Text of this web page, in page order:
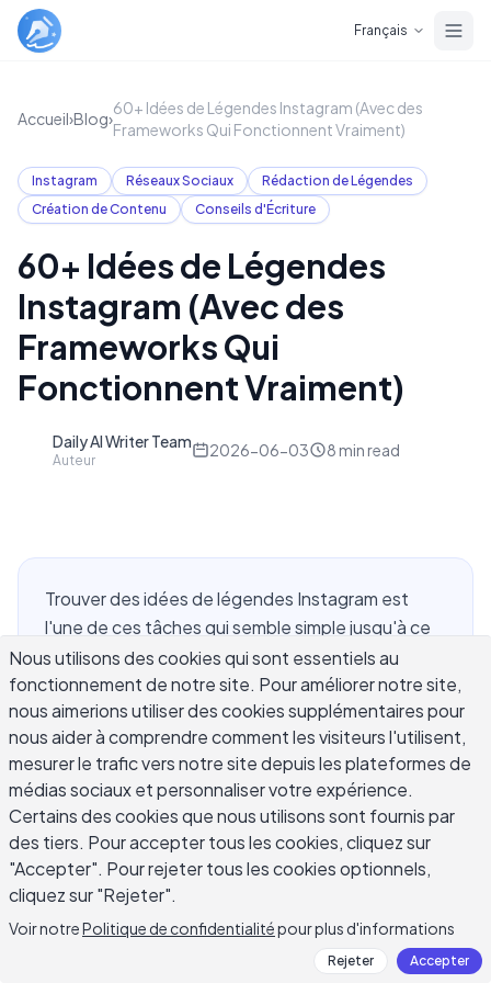
Français
Accueil›Blog›
60+ Idées de Légendes Instagram (Avec des
Frameworks Qui Fonctionnent Vraiment)
Instagram Réseaux Sociaux
Rédaction de Légendes
Création de Contenu
Conseils d'Écriture
60+ Idées de Légendes
Instagram (Avec des
Frameworks Qui
Fonctionnent Vraiment)
Daily AI Writer Team
Auteur
2026-06-03 8 min read
Trouver des idées de légendes Instagram est
l'une de ces tâches qui semble simple jusqu'à ce
que tu sois assis devant une boîte de texte vide
avec une excellente photo prête à poster. La
bonne légende peut doubler tes commentaires,
signaler ta voix de marque et pousser quelqu'un à
appuyer sur le lien dans ta biographie — mais la
plupart des gens écrivent des légendes comme
une pensée tardive. Ce guide te donne des
frameworks pratiques, des exemples réels par
catégorie de contenu et un système que tu peux
utiliser à chaque fois pour que tu aies toujours
quelque chose qui vaut la peine de poster.
Nous utilisons des cookies qui sont essentiels au
fonctionnement de notre site. Pour améliorer notre site,
nous aimerions utiliser des cookies supplémentaires pour
nous aider à comprendre comment les visiteurs l'utilisent,
mesurer le trafic vers notre site depuis les plateformes de
médias sociaux et personnaliser votre expérience.
Certains des cookies que nous utilisons sont fournis par
des tiers. Pour accepter tous les cookies, cliquez sur
"Accepter". Pour rejeter tous les cookies optionnels,
cliquez sur "Rejeter".
Voir notrePolitique de confidentialitépour plus d'informations
Rejeter Accepter